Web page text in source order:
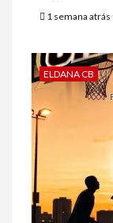
1 semana atrás
ELDANA CB